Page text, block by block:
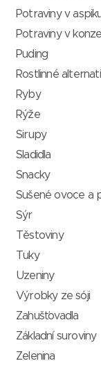
Potraviny v
Potraviny v
Puding
Rostlinné
Ryby
Rýže
Sirupy
Sladidla
Snacky
Sušené ovoce a
Sýr
Těstoviny
Tuky
Uzeniny
Výrobky ze sóji
Zahušťovadla
Základní suroviny
Zelenina